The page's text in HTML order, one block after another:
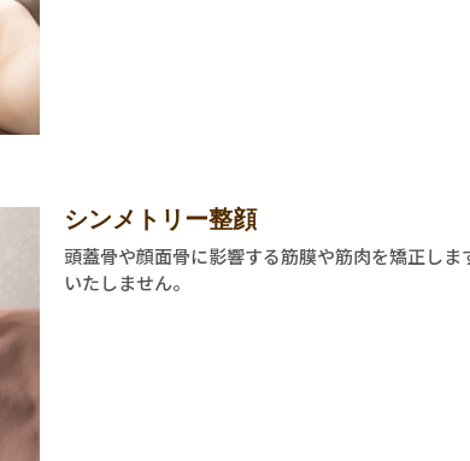
シンメトリー整顔
頭蓋骨や顔面骨に影響する筋膜や筋肉を矯正し
いたしません。